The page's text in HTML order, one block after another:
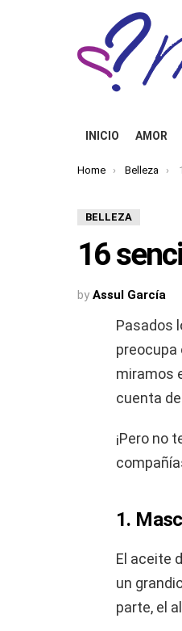
INICIO AMOR
You are here:
Home Belleza
BELLEZA
16
by Assul García
Pasados
preocupa
miramos
cuenta
¡Pero no
1.
El aceite
un
parte, el